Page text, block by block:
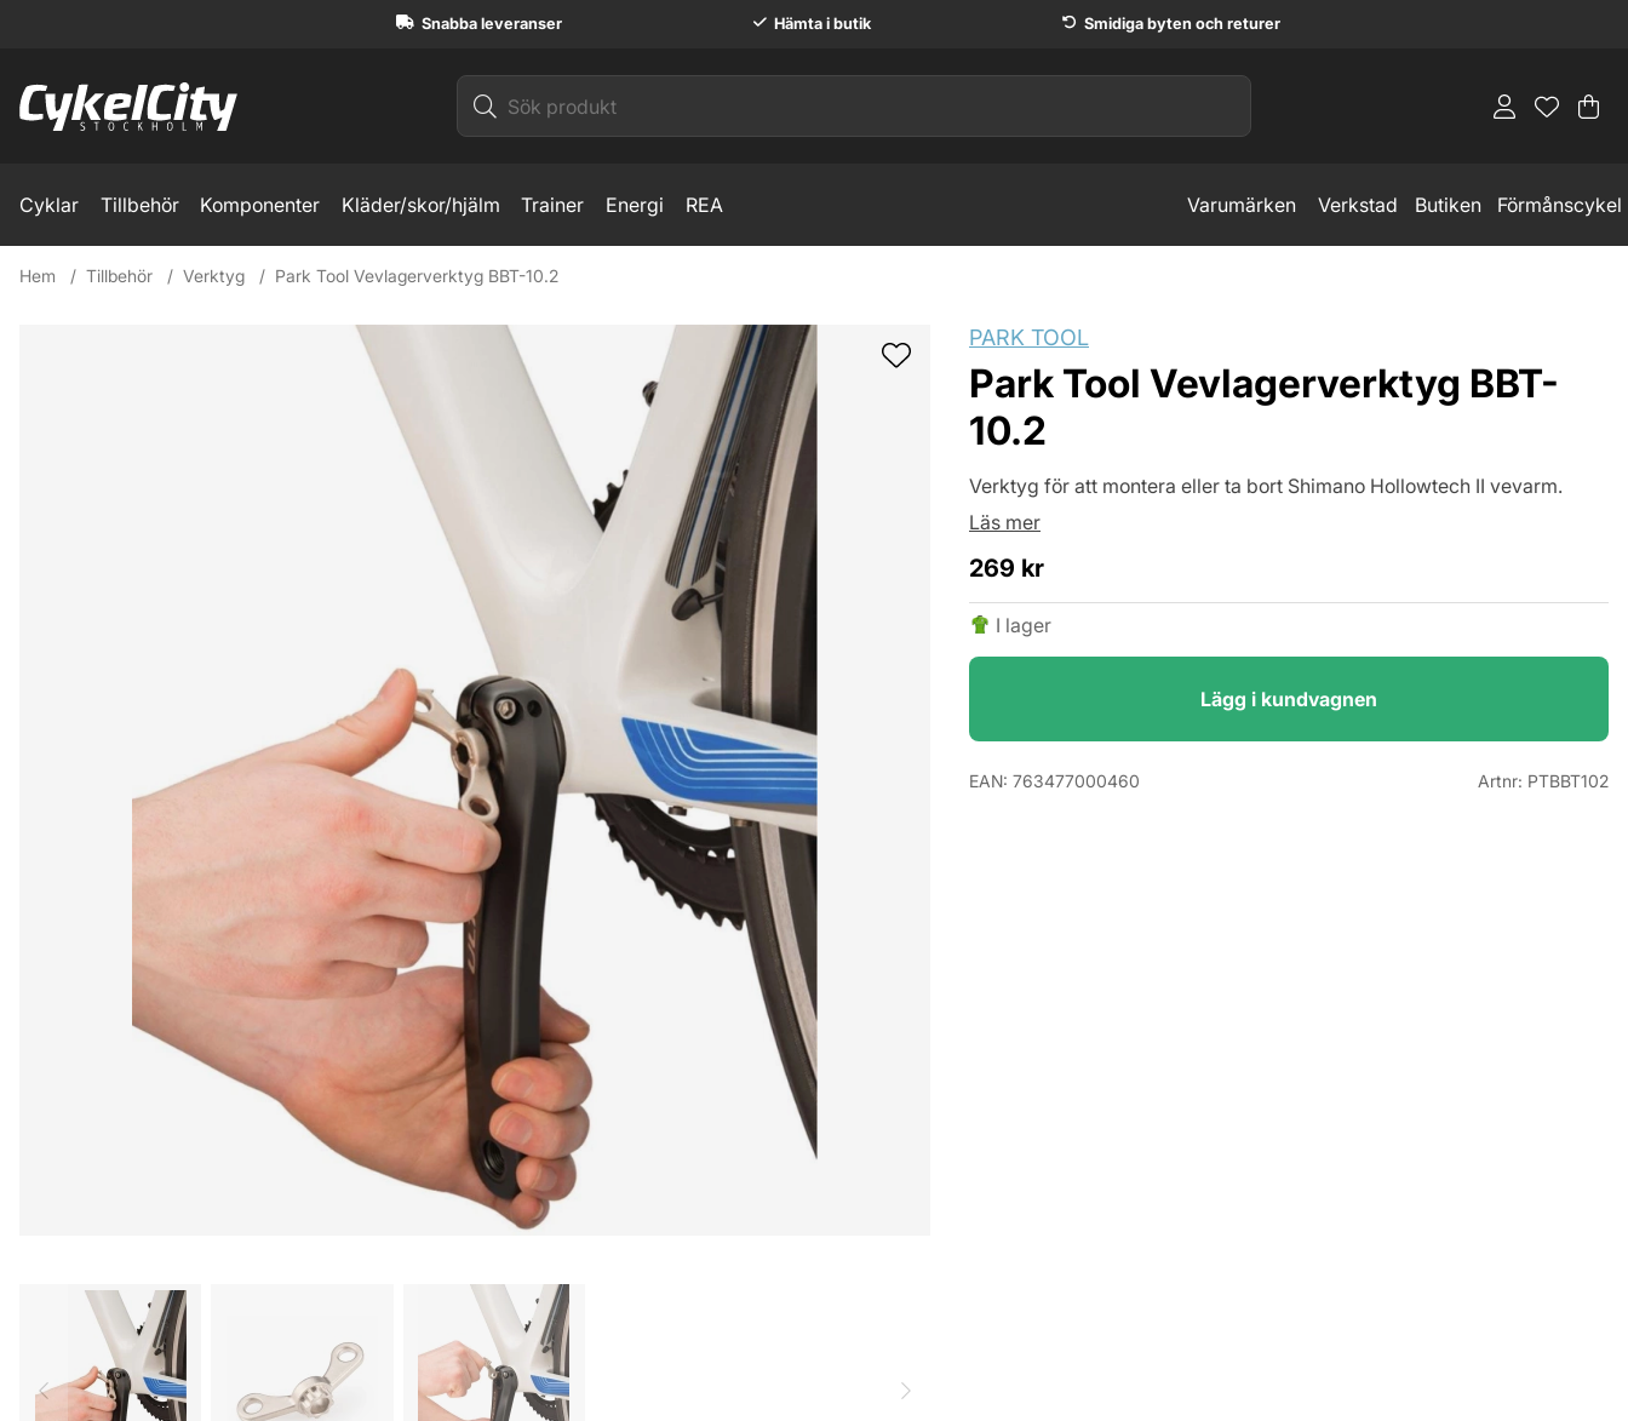
Snabba leveranser Hämta i butik Smidiga byten och returer
.
Cyklar Tillbehör Komponenter Kläder/skor/hjälm Trainer Energi REA Varumärken Verkstad Butiken Förmånscykel
Hem Tillbehör Verktyg Park Tool Vevlagerverktyg BBT-10.2
Produktbilder Park Tool Vevlagerverktyg BBT-10.2 PARK TOOL
Park Tool Vevlagerverktyg BBT-
10.2
Verktyg för att montera eller ta bort Shimano Hollowtech II vevarm.
Läs mer
269 kr
I lager
Lägg i kundvagnen
EAN: 763477000460 Artnr: PTBBT102